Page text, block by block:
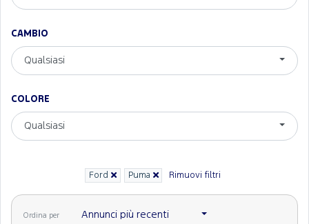
CAMBIO
Qualsiasi
COLORE
Qualsiasi
Ford Puma Rimuovi filtri
Ordina per Annunci più recenti